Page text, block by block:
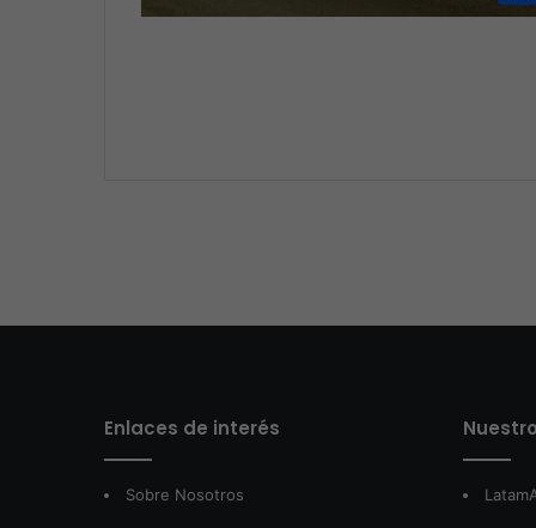
Enlaces de interés
Sobre Nosotros